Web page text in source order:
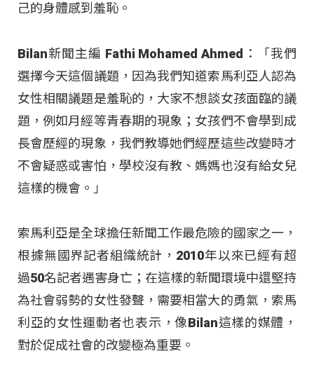
己的身體感到羞恥。
Bilan新聞主編 Fathi Mohamed Ahmed：「我們
選擇今天這個議題，因為我們知道索馬利亞人認為
女性相關議題是羞恥的，大家不想談女孩面臨的議
題，例如月經等青春期的現象；女孩們不會學到成
長會歷經的現象，我們教導她們經歷這些改變時才
不會疑惑或害怕，學校沒有教、媽媽也沒有給女兒
這樣的機會。」
索馬利亞是全球擔任新聞工作最危險的國家之一，
根據無國界記者組織統計，2010年以來已經有超
過50名記者遇害身亡；在這樣的新聞環境中還堅持
為社會弱勢的女性發聲，需要相當大的勇氣，索馬
利亞的女性運動者也表示，像Bilan這樣的媒體，
對於促成社會的改變極為重要。